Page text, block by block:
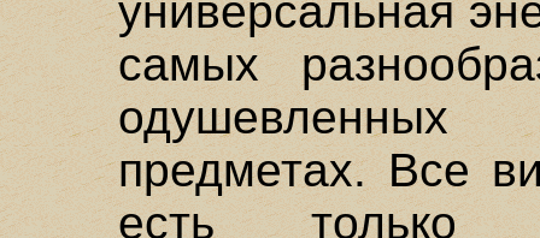
универсальная
самых
предметах. Все
есть только